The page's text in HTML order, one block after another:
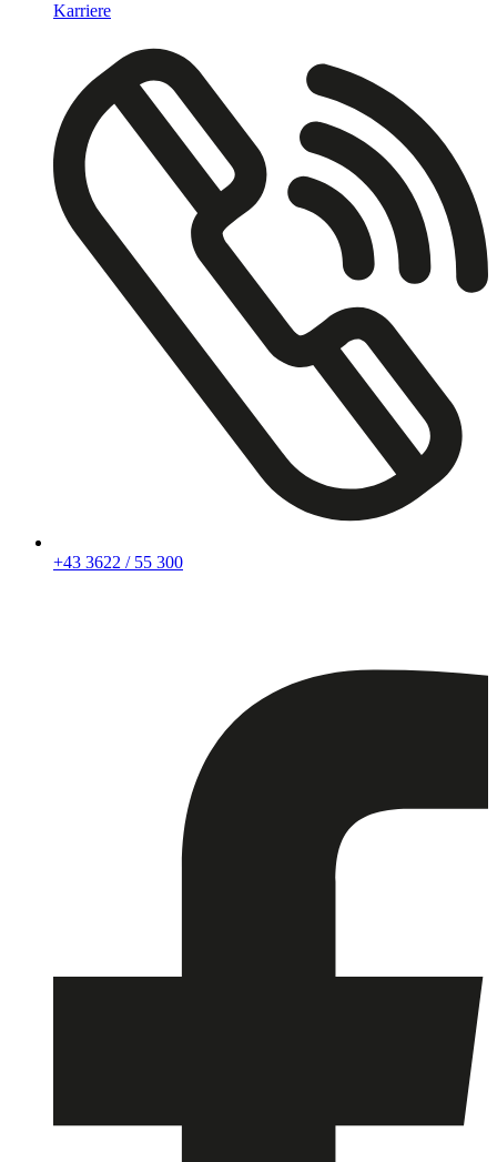
Karriere
+43 3622 / 55 300